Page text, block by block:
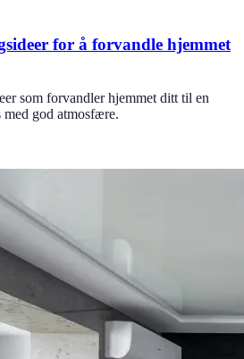
for å forvandle hjemmet
som forvandler hjemmet ditt til en
god atmosfære.